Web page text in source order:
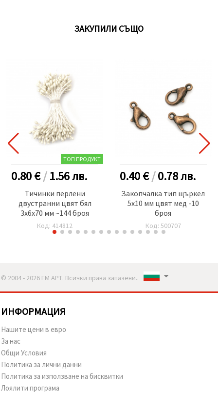
ЗАКУПИЛИ СЪЩО
ТОП ПРОДУКТ
0.80 €/1.56лв.
Тичинки перлени
двустранни цвят бял
3x6x70 мм ~144 броя
Код: 414812
0.40 €/0.78лв.
Закопчалка тип щъркел
5x10 мм цвят мед -10
броя
Код: 500707
© 2004 - 2026 ЕМ АРТ. Всички права запазени..
ИНФОРМАЦИЯ
Нашите цени в евро
За нас
Общи Условия
Политика за лични данни
Политика за използване на бисквитки
Лоялити програма